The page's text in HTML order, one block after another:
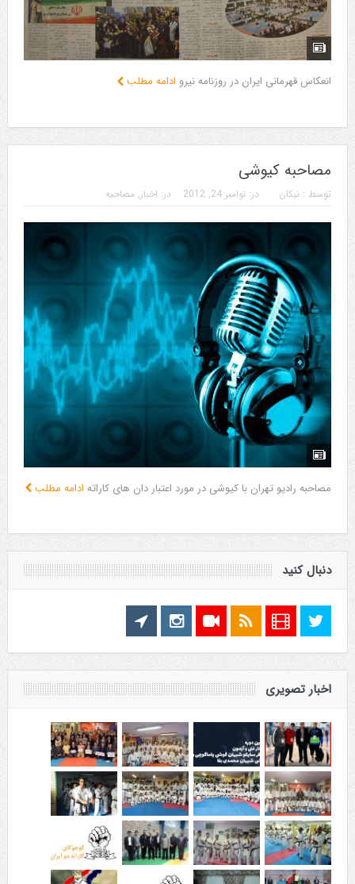
انعکاس قهرمانی ایران در روزنامه نیرو ادامه مطلب
مصاحبه کیوشی
توسط : نیکان در: نوامبر 24, 2012 در: اخبار, مصاحبه
مصاحبه رادیو تهران با کیوشی در مورد اعتبار دان های کاراتهادامه مطلب
دنبال کنید
اخبار تصویری